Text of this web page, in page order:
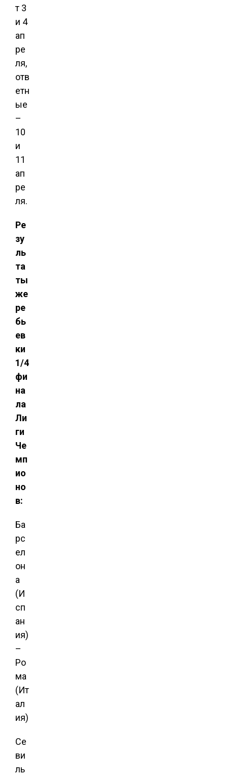
т 3
и 4
ап
ре
ля,
отв
етн
ые
–
10
и
11
ап
ре
ля.
Ре
зу
ль
та
ты
же
ре
бь
ев
ки
1/4
фи
на
ла
Ли
ги
Че
мп
ио
но
в:
Ба
рс
ел
он
а
(И
сп
ан
ия)
–
Ро
ма
(Ит
ал
ия)
Се
ви
ль